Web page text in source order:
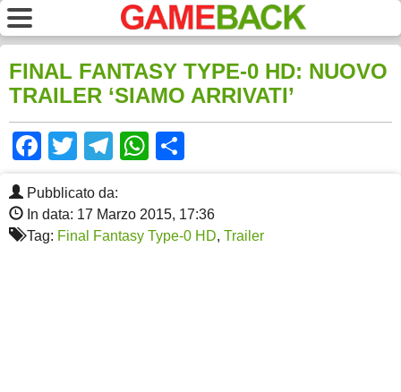
FINAL FANTASY TYPE-0 HD: NUOVO
TRAILER ‘SIAMO ARRIVATI’
Facebook
TwitterTelegram
WhatsApp
Pubblicato da:
In data: 17 Marzo 2015, 17:36
Tag: Final Fantasy Type-0 HD, Trailer